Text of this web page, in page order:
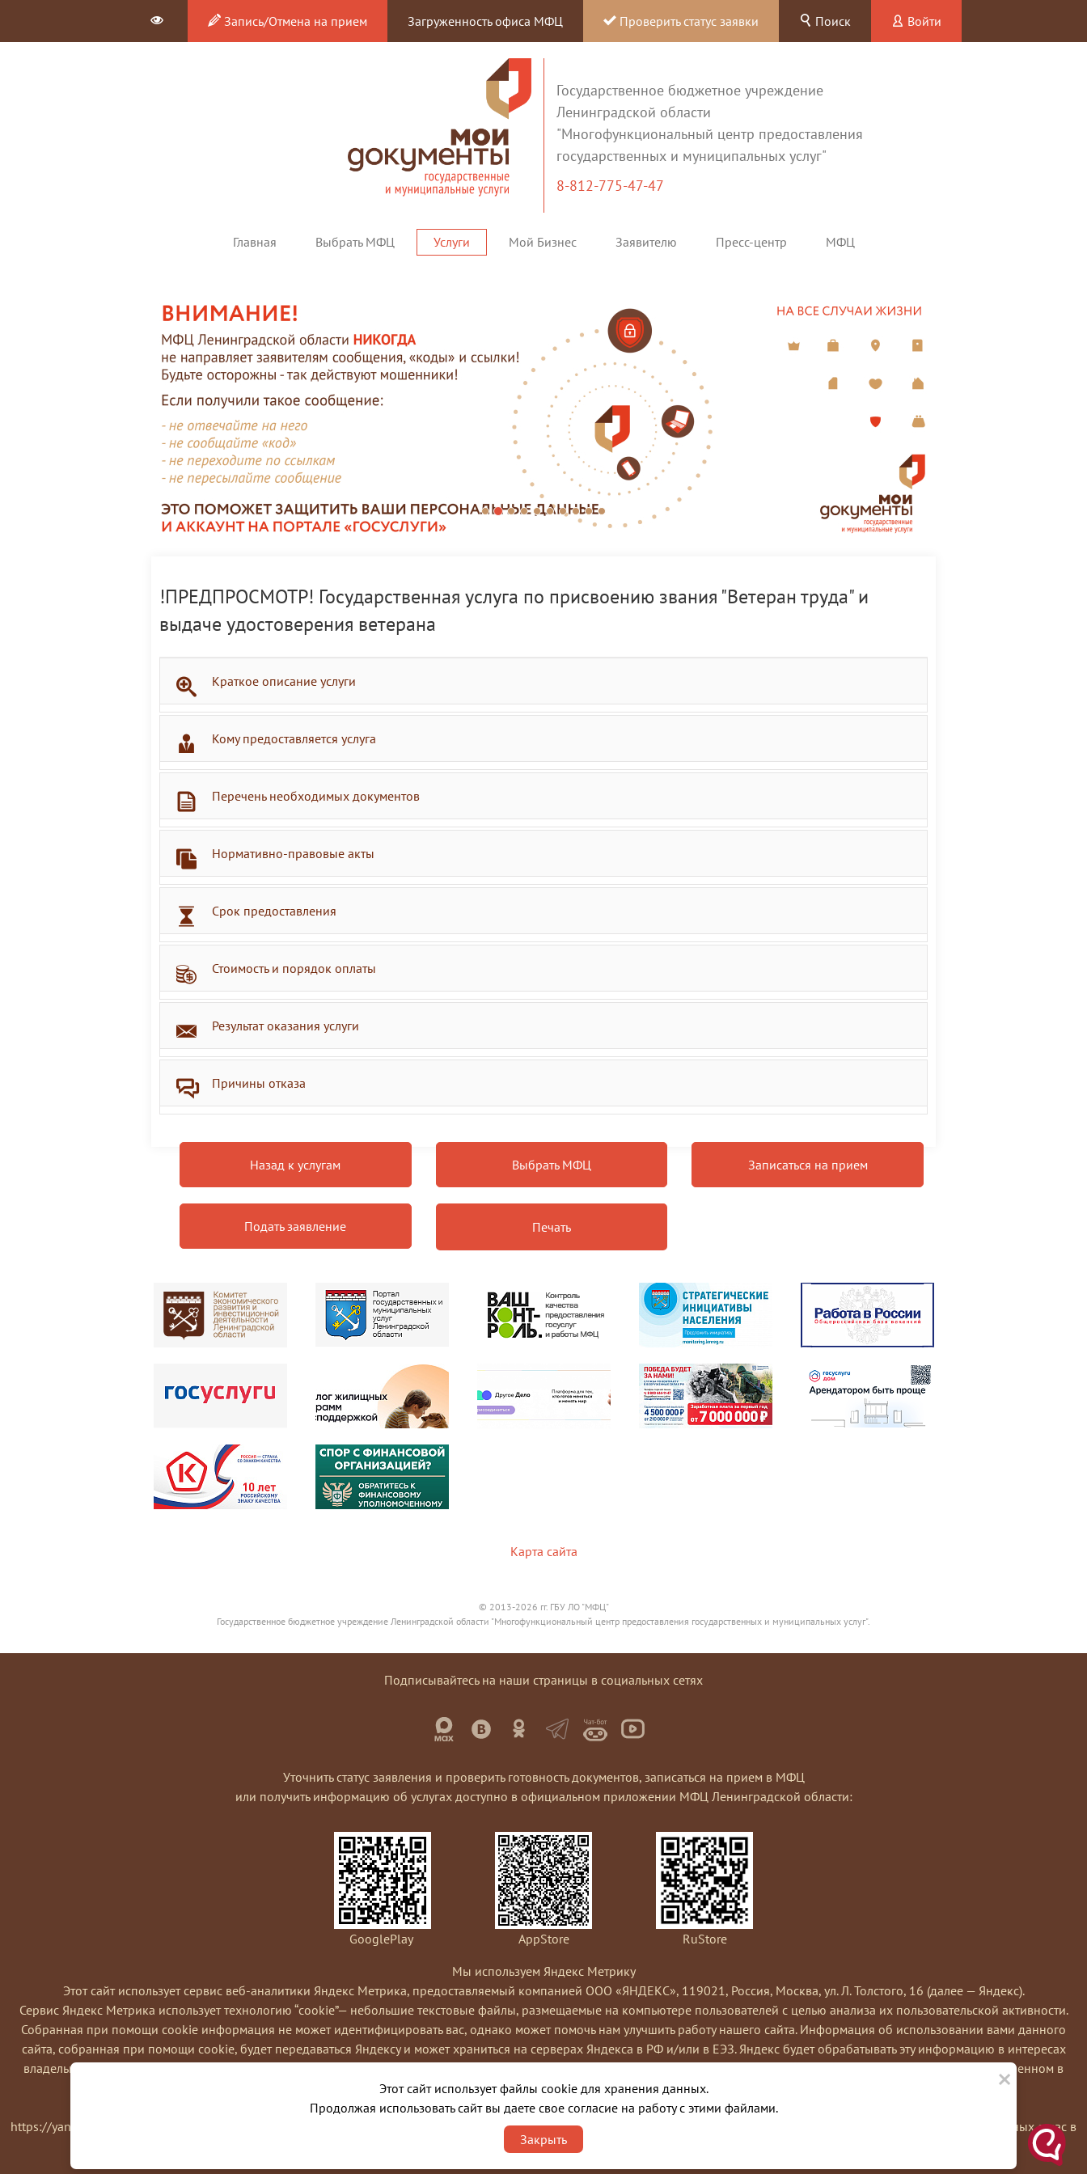
×
Этот сайт использует файлы cookie для хранения данных.
Продолжая использовать сайт вы даете свое согласие на работу с этими файлами.
Закрыть
Запись/Отмена на прием Загруженность офиса МФЦ Проверить статус заявки Поиск Войти
Государственное бюджетное учреждение
Ленинградской области
"Многофункциональный центр предоставления
государственных и муниципальных услуг"
8-812-775-47-47
Главная Выбрать МФЦ Услуги Мой Бизнес Заявителю Пресс-центр МФЦ
!ПРЕДПРОСМОТР! Государственная услуга по присвоению звания "Ветеран труда" и
выдаче удостоверения ветерана
Краткое описание услуги
Кому предоставляется услуга
Перечень необходимых документов
Нормативно-правовые акты
Срок предоставления
Стоимость и порядок оплаты
Результат оказания услуги
Причины отказа
Назад к услугам Выбрать МФЦ Записаться на прием
Подать заявление Печать
Карта сайта
© 2013-2026 гг. ГБУ ЛО "МФЦ"
Государственное бюджетное учреждение Ленинградской области "Многофункциональный центр предоставления государственных и муниципальных услуг".
Подписывайтесь на наши страницы в социальных сетях
Уточнить статус заявления и проверить готовность документов, записаться на прием в МФЦ
или получить информацию об услугах доступно в официальном приложении МФЦ Ленинградской области:
GooglePlay AppStore
RuStore
Мы используем Яндекс Метрику
Этот сайт использует сервис веб-аналитики Яндекс Метрика, предоставляемый компанией ООО «ЯНДЕКС», 119021, Россия, Москва, ул. Л. Толстого, 16 (далее — Яндекс).
Сервис Яндекс Метрика использует технологию “cookie”— небольшие текстовые файлы, размещаемые на компьютере пользователей с целью анализа их пользовательской активности.
Coбранная при помощи cookie информация не может идентифицировать вас, однако может помочь нам улучшить работу нашего сайта. Информация об использовании вами данного
сайта, собранная при помощи cookie, будет передаваться Яндексу и может храниться на серверах Яндекса в РФ и/или в ЕЭЗ. Яндекс будет обрабатывать эту информацию в интересах
владельца сайта, в частности, для оценки использования вами сайта, составления отчетов об активности на сайте. Яндекс обрабатывает эту информацию в порядке, установленном в
Условиях использования сервиса Яндекс Метрика.
Вы можете отказаться от использования cookies, выбрав соответствующие настройки в браузере. Также вы можете использовать инструмент —
https://yandex.ru/support/metrika/general/opt-out.html Однако это может повлиять на работу некоторых функций сайта. Используя этот сайт, вы соглашаетесь на обработку данных о вас в
порядке и целях, указанных выше.